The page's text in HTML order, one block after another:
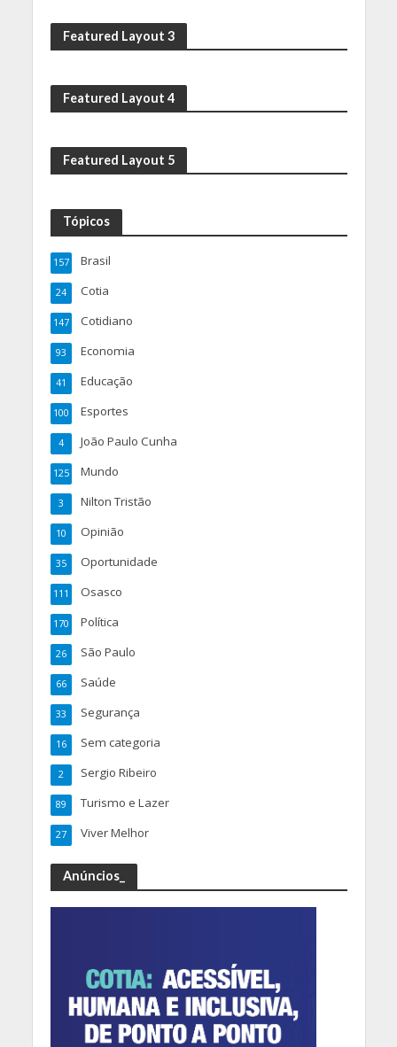
Featured Layout 3
Featured Layout 4
Featured Layout 5
Tópicos
Brasil
157
Cotia
24
Cotidiano
147
Economia
93
Educação
41
Esportes
100
João Paulo Cunha
4
Mundo
125
Nilton Tristão
3
Opinião
10
Oportunidade
35
Osasco
111
Política
170
São Paulo
26
Saúde
66
Segurança
33
Sem categoria
16
Sergio Ribeiro
2
Turismo e Lazer
89
Viver Melhor
27
Anúncios_